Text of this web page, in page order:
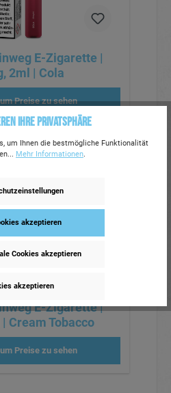
E-Zigarette |
2ml | Cola
Preise zu sehen
E-Zigarette |
Cream Tobacco
Preise zu sehen
Ihre Privatsphäre
um Ihnen die bestmögliche Funktionalität
Mehr Informationen.
akzeptieren
Cookies akzeptieren
akzeptieren